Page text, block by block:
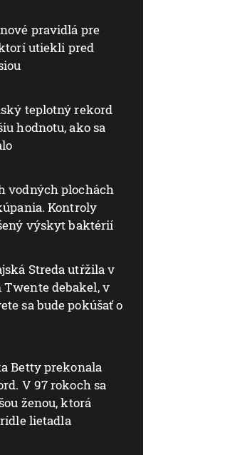
pravidlá pre
utiekli pred
teplotný rekord
hodnotu, ako sa
vodných plochách
Kontroly
výskyt baktérií
Streda utŕžila v
debakel, v
sa bude pokúšať o
Betty prekonala
V 97 rokoch sa
ženou, ktorá
lietadla